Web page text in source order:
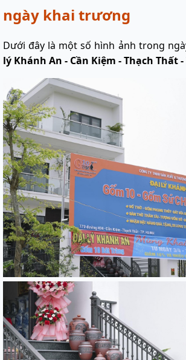
ngày khai trương
Dưới đây là một số hình ảnh trong
lý Khánh An - Cần Kiệm - Thạch Thất -